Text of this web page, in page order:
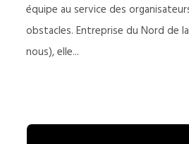
équipe au service des
obstacles. Entreprise du Nord de
nous), elle...